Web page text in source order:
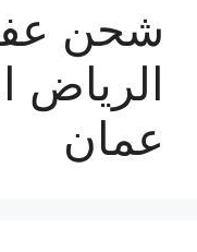
شحن
الرياض
عمان